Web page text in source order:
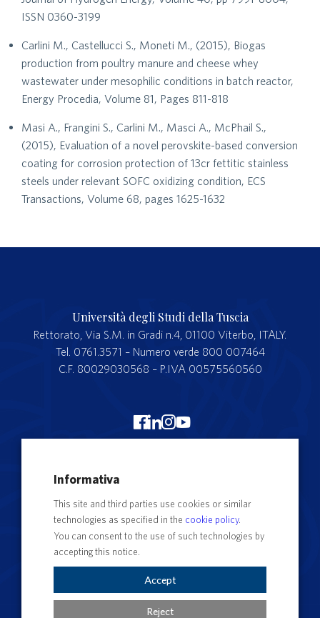
ISSN 0360-3199
Carlini M., Castellucci S., Moneti M., (2015), Biogas
production from poultry manure and cheese whey
wastewater under mesophilic conditions in batch reactor,
Energy Procedia, Volume 81, Pages 811-818
Masi A., Frangini S., Carlini M., Masci A., McPhail S.,
(2015), Evaluation of a novel perovskite-based conversion
coating for corrosion protection of 13cr fettitic stainless
steels under relevant SOFC oxidizing condition, ECS
Transactions, Volume 68, pages 1625-1632
Università degli Studi della Tuscia
Rettorato, Via S.M. in Gradi n.4, 01100 Viterbo, ITALY.
Tel. 0761.3571 – Numero verde 800 007464
C.F. 80029030568 – P.IVA 00575560560
Merchandising Unitus
Segreteria studenti
Complaints form
Contact Directory
Cookie Settings
Informativa
This site and third parties use cookies or similar
technologies as specified in the cookie policy.
You can consent to the use of such technologies by
accepting this notice.
Accept
Reject